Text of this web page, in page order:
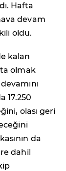
Hafta
devam
oldu.
kalan
olmak
17.250
olası geri
da
dahil